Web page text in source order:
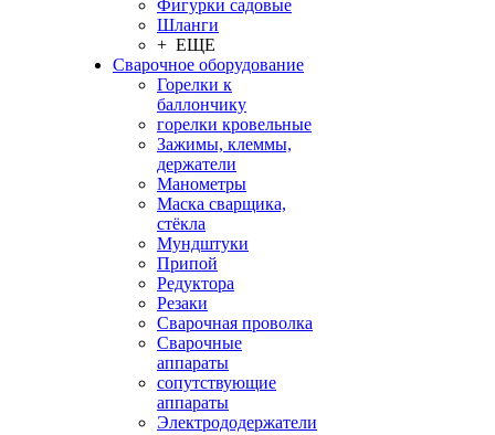
Фигурки садовые
Шланги
+ ЕЩЕ
Сварочное оборудование
Горелки к
баллончику
горелки кровельные
Зажимы, клеммы,
держатели
Манометры
Маска сварщика,
стёкла
Мундштуки
Припой
Редуктора
Резаки
Сварочная проволка
Сварочные
аппараты
сопутствующие
аппараты
Электрододержатели